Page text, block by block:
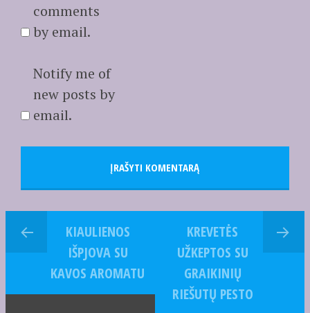
comments
by email.
Notify me of
new posts by
email.
KIAULIENOS
IŠPJOVA SU
KAVOS AROMATU
KREVETĖS
UŽKEPTOS SU
GRAIKINIŲ
RIEŠUTŲ PESTO